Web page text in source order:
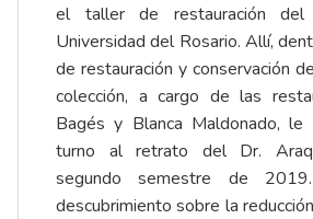
el taller de restauración
Universidad del Rosario. Allí,
de restauración y conservación
colección, a cargo de las
Bagés y Blanca Maldonado, le
turno al retrato del Dr.
segundo semestre de
descubrimiento sobre la